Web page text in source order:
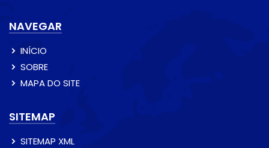
NAVEGAR
INÍCIO
SOBRE
MAPA DO SITE
SITEMAP
SITEMAP XML